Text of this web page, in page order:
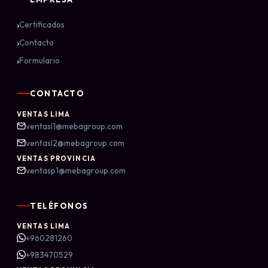
›Certificados
›Contacto
›Formulario
CONTACTO
VENTAS LIMA
ventasl1@mebagroup.com
ventasl2@mebagroup.com
VENTAS PROVINCIA
ventasp1@mebagroup.com
TELÉFONOS
VENTAS LIMA
+960281260
+983470529